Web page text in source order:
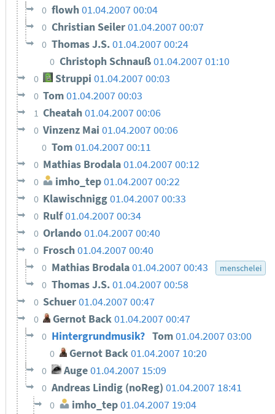
0 flowh01.04.2007 00:04
0 Christian Seiler01.04.2007 00:07
0 Thomas J.S.01.04.2007 00:24
0 Christoph Schnauß01.04.2007 01:10
0 Struppi 01.04.2007 00:03
0 Tom01.04.2007 00:03
1 Cheatah01.04.2007 00:06
0 Vinzenz Mai01.04.2007 00:06
0 Tom01.04.2007 00:11
0 Mathias Brodala01.04.2007 00:12
0 imho_tep01.04.2007 00:22
0 Klawischnigg01.04.2007 00:33
0 Rulf01.04.2007 00:34
0 Orlando01.04.2007 00:40
0 Frosch01.04.2007 00:40
0 Mathias Brodala01.04.2007 00:43 menschelei
0 Thomas J.S.01.04.2007 00:58
0 Schuer01.04.2007 00:47
0 Gernot Back01.04.2007 00:47
0 Hintergrundmusik? Tom01.04.2007 03:00
0 Gernot Back01.04.2007 10:20
0 Auge 01.04.2007 15:09
0 Andreas Lindig (noReg) 01.04.2007 18:41
0 imho_tep01.04.2007 19:04